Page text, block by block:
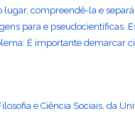
compreendê-la e
para e pseudocientíficas.
É importante demarcar
e Ciência Sociais, da